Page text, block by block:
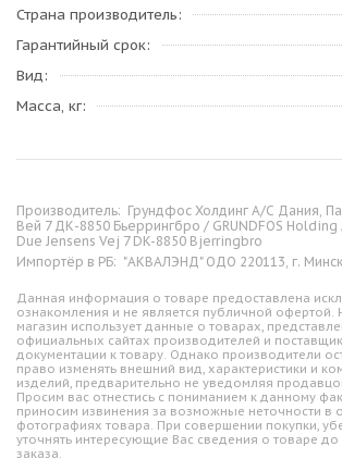
Страна производитель
Гарантийный срок
Вид
Масса, кг
Производитель: Грундфос Холдинг А/С Дания,
Вей 7 ДК-8850 Бьеррингбро / GRUNDFOS Holding
Due Jensens Vej 7 DK-8850 Bjerringbro
Импортёр в РБ: "АКВАЛЭНД" ОДО 220113, г.
Данная информация о товаре предоставлена
ознакомления и не является публичной офертой.
магазин использует данные о товарах,
официальных сайтах производителей и
документации к товару. Однако производители
право изменять внешний вид, характеристики и
изделий, предварительно не уведомляя
Просим вас отнестись с пониманием к данному
приносим извинения за возможные неточности в
фотографиях товара. При совершении покупки,
уточнять интересующие Вас сведения о товаре
заказа.